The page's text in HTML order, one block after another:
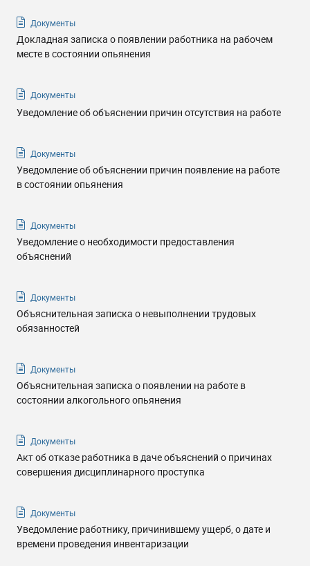
Документы
Докладная записка о появлении работника на рабочем
месте в состоянии опьянения
Документы
Уведомление об объяснении причин отсутствия на работе
Документы
Уведомление об объяснении причин появление на работе
в состоянии опьянения
Документы
Уведомление о необходимости предоставления
объяснений
Документы
Объяснительная записка о невыполнении трудовых
обязанностей
Документы
Объяснительная записка о появлении на работе в
состоянии алкогольного опьянения
Документы
Акт об отказе работника в даче объяснений о причинах
совершения дисциплинарного проступка
Документы
Уведомление работнику, причинившему ущерб, о дате и
времени проведения инвентаризации